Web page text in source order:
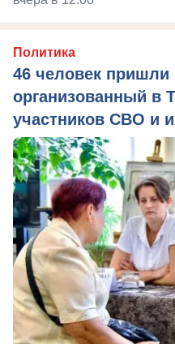
Политика
46 человек пришли
организованный в
участников СВО и